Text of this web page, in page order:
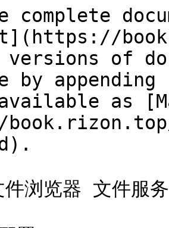
complete
versions of
by
as
浏览器 文件服